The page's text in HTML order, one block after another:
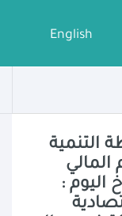
English
التنمية
المالي
اليوم :